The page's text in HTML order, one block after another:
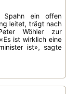
Spahn ein offen
leitet, trägt nach
Wöhler zur
ist wirklich eine
ist», sagte